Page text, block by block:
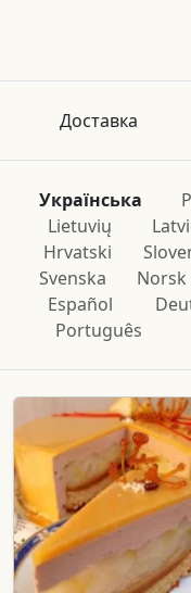
Доставка
Українська
Lietuvių
Hrvatski
Svenska
Norsk
Español
Português